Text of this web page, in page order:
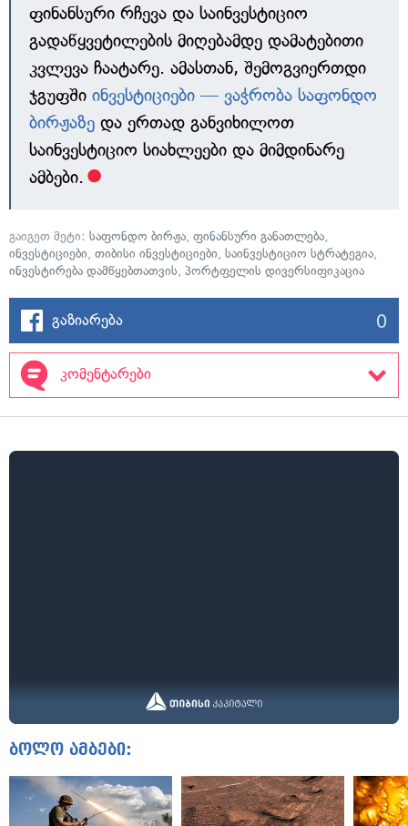
ფინანსური რჩევა და საინვესტიციო
გადაწყვეტილების მიღებამდე დამატებითი
კვლევა ჩაატარე. ამასთან, შემოგვიერთდი
ჯგუფში ინვესტიციები — ვაჭრობა საფონდო
ბირჟაზე და ერთად განვიხილოთ
საინვესტიციო სიახლეები და მიმდინარე
ამბები.
გაიგეთ მეტი: საფონდო ბირჟა, ფინანსური განათლება,
ინვესტიციები, თიბისი ინვესტიციები, საინვესტიციო სტრატეგია,
ინვესტირება დამწყებთათვის, პორტფელის დივერსიფიკაცია
გაზიარება 0
კომენტარები
ბოლო ამბები: